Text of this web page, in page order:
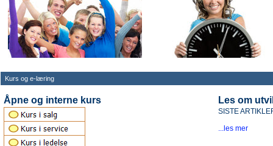
Kurs og e-læring
Åpne og interne kurs Les om
SISTE
...les mer